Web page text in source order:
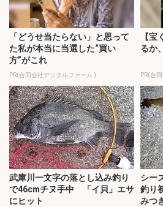
「どうせ当たらない」と思って
た私が本当に当選した“買い
方”がこれ
PR(合同会社デジタルファーム )
【
るか
PR(合
武庫川一文字の落とし込み釣り
で46cmチヌ手中 「イ貝」エサ
にヒット
シー
釣り
みつ